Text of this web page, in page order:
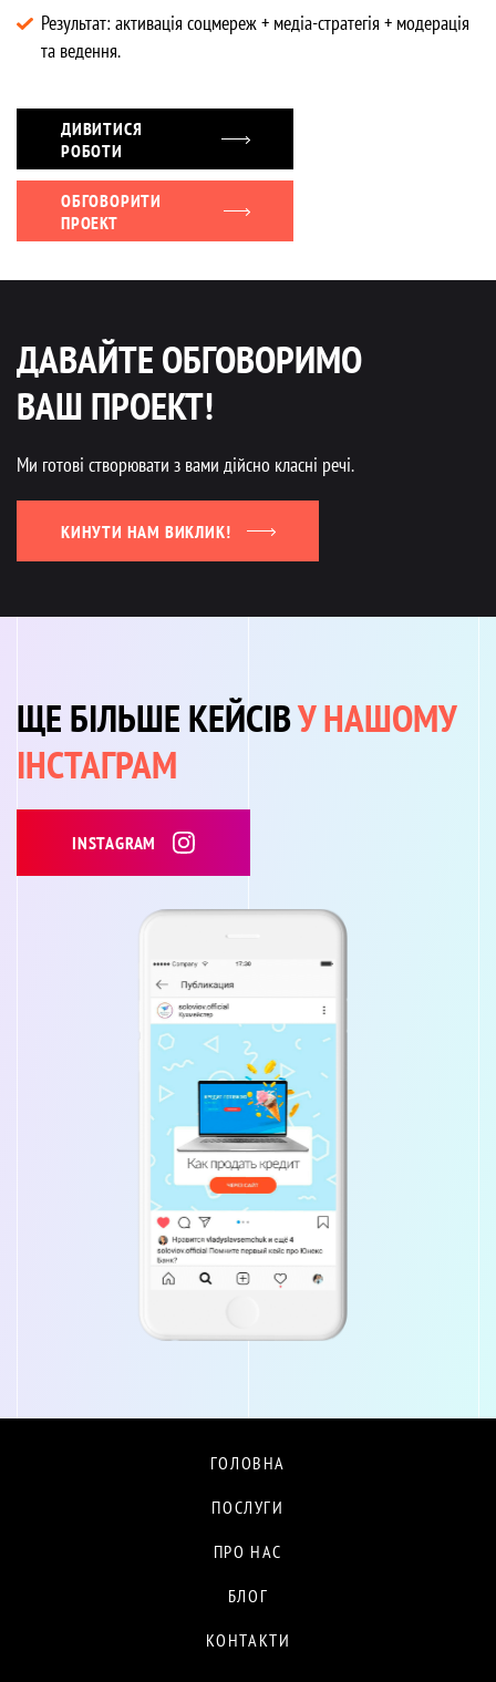
Результат: активація соцмереж + медіа-стратегія + модерація
та ведення.
ДИВИТИСЯ
РОБОТИ
ОБГОВОРИТИ
ПРОЕКТ
ДАВАЙТЕ ОБГОВОРИМО
ВАШ ПРОЕКТ!
Ми готові створювати з вами дійсно класні речі.
КИНУТИ НАМ ВИКЛИК!
ЩЕ БІЛЬШЕ КЕЙСІВУ НАШОМУ
ІНСТАГРАМ
INSTAGRAM
ГОЛОВНА
ПОСЛУГИ
ПРО НАС
БЛОГ
КОНТАКТИ